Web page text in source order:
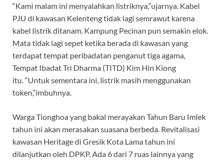
“Kami malam ini menyalahkan listriknya,”ujarnya. Kabel
PJU di kawasan Kelenteng tidak lagi semrawut karena
kabel listrik ditanam. Kampung Pecinan pun semakin elok.
Mata tidak lagi sepet ketika berada di kawasan yang
terdapat tempat peribadatan penganut tiga agama,
Tempat Ibadat Tri Dharma (TITD) Kim Hin Kiong
itu. “Untuk sementara ini, listrik masih menggunakan
token,”imbuhnya.
Warga Tionghoa yang bakal merayakan Tahun Baru Imlek
tahun ini akan merasakan suasana berbeda. Revitalisasi
kawasan Heritage di Gresik Kota Lama tahun ini
dilanjutkan oleh DPKP. Ada 6 dari 7 ruas lainnya yang